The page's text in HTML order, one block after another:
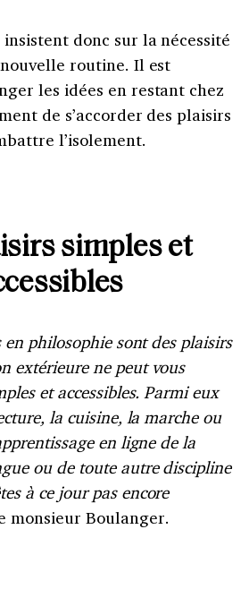
donc sur la nécessité
routine. Il est
les idées en restant chez
de s’accorder des plaisirs
l’isolement.
simples et
en philosophie sont des plaisirs
extérieure ne peut vous
et accessibles. Parmi eux
la cuisine, la marche ou
en ligne de la
ou de toute autre discipline
à ce jour pas encore
monsieur Boulanger.